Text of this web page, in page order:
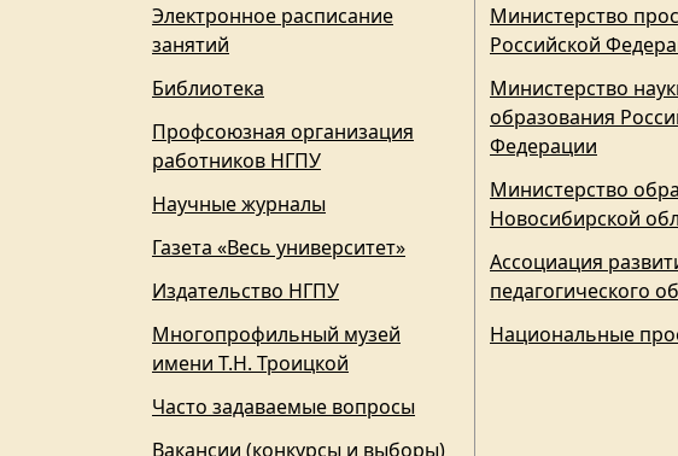
Электронное расписание
занятий
Библиотека
Профсоюзная организация
работников НГПУ
Научные журналы
Газета «Весь университет»
Издательство НГПУ
Многопрофильный музей
имени Т.Н. Троицкой
Часто задаваемые вопросы
Вакансии (конкурсы и выборы)
Министерство
Российской
Министерство
образования
Федерации
Министерство
Новосибирской
Ассоциация
педагогического
Национальные